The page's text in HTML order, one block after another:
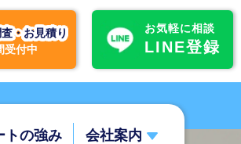
トの強み 会社案内
・お見積り
受付中
お気軽に相談
LINE登録